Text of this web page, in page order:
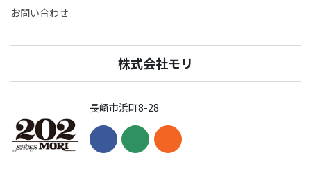
お問い合わせ
株式会社モリ
長崎市浜町8-28